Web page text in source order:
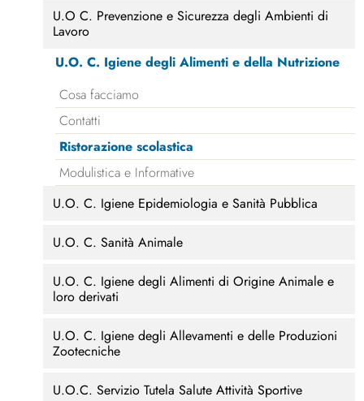
U.O C. Prevenzione e Sicurezza degli Ambienti di
Lavoro
U.O. C. Igiene degli Alimenti e della Nutrizione
Cosa facciamo
Contatti
Ristorazione scolastica
Modulistica e Informative
U.O. C. Igiene Epidemiologia e Sanità Pubblica
U.O. C. Sanità Animale
U.O. C. Igiene degli Alimenti di Origine Animale e
loro derivati
U.O. C. Igiene degli Allevamenti e delle Produzioni
Zootecniche
U.O.C. Servizio Tutela Salute Attività Sportive